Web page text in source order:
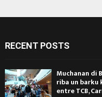
RECENT POSTS
Muchanan di
riba un barku
entre TCB,